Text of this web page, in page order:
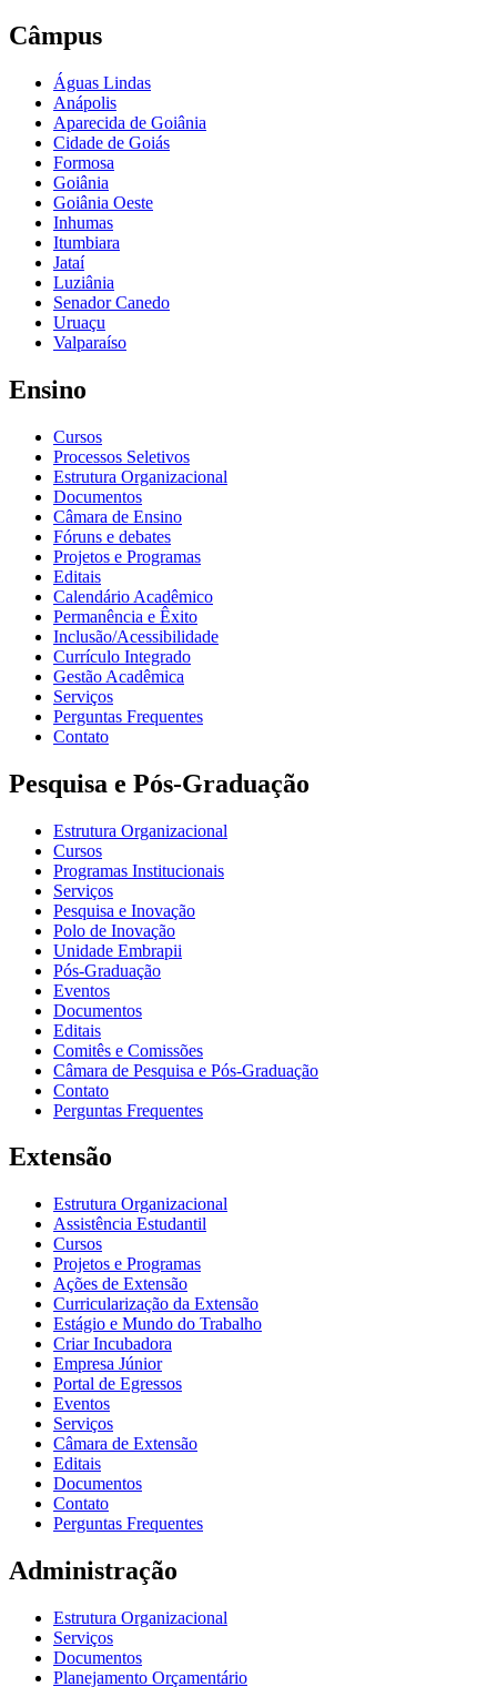
Câmpus
Águas Lindas
Anápolis
Aparecida de Goiânia
Cidade de Goiás
Formosa
Goiânia
Goiânia Oeste
Inhumas
Itumbiara
Jataí
Luziânia
Senador Canedo
Uruaçu
Valparaíso
Ensino
Cursos
Processos Seletivos
Estrutura Organizacional
Documentos
Câmara de Ensino
Fóruns e debates
Projetos e Programas
Editais
Calendário Acadêmico
Permanência e Êxito
Inclusão/Acessibilidade
Currículo Integrado
Gestão Acadêmica
Serviços
Perguntas Frequentes
Contato
Pesquisa e Pós-Graduação
Estrutura Organizacional
Cursos
Programas Institucionais
Serviços
Pesquisa e Inovação
Polo de Inovação
Unidade Embrapii
Pós-Graduação
Eventos
Documentos
Editais
Comitês e Comissões
Câmara de Pesquisa e Pós-Graduação
Contato
Perguntas Frequentes
Extensão
Estrutura Organizacional
Assistência Estudantil
Cursos
Projetos e Programas
Ações de Extensão
Curricularização da Extensão
Estágio e Mundo do Trabalho
Criar Incubadora
Empresa Júnior
Portal de Egressos
Eventos
Serviços
Câmara de Extensão
Editais
Documentos
Contato
Perguntas Frequentes
Administração
Estrutura Organizacional
Serviços
Documentos
Planejamento Orçamentário